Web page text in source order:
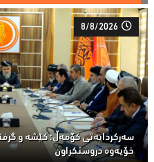
8/8/2026
سەركردایەتی كۆمەڵ: كێشە و
خۆیەوە دروستكراون